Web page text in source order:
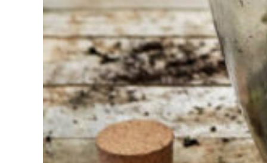
Werkzeug für Ihren Job
Bei Sneeboer sind
wir immer bereit,
anderen zu helfen.
Zögern Sie nicht,
anzurufen oder eine
E-Mail zu senden,
wenn Sie eine Frage